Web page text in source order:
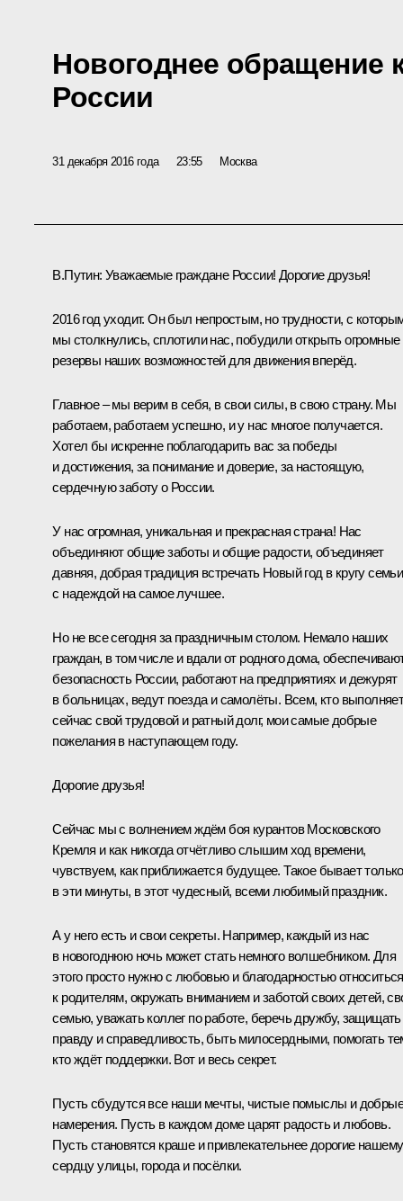
Новогоднее обращение
России
31 декабря 2016 года 23:55 Москва
В.Путин: Уважаемые граждане России! Дорогие друзья!
2016 год уходит. Он был непростым, но трудности, с
мы столкнулись, сплотили нас, побудили открыть огромные
резервы наших возможностей для движения вперёд.
Главное – мы верим в себя, в свои силы, в свою страну. Мы
работаем, работаем успешно, и у нас многое получается.
Хотел бы искренне поблагодарить вас за победы
и достижения, за понимание и доверие, за настоящую,
сердечную заботу о России.
У нас огромная, уникальная и прекрасная страна! Нас
объединяют общие заботы и общие радости, объединяет
давняя, добрая традиция встречать Новый год в кругу
с надеждой на самое лучшее.
Но не все сегодня за праздничным столом. Немало наших
граждан, в том числе и вдали от родного дома,
безопасность России, работают на предприятиях и дежурят
в больницах, ведут поезда и самолёты. Всем, кто
сейчас свой трудовой и ратный долг, мои самые добрые
пожелания в наступающем году.
Дорогие друзья!
Сейчас мы с волнением ждём боя курантов Московского
Кремля и как никогда отчётливо слышим ход времени,
чувствуем, как приближается будущее. Такое бывает только
в эти минуты, в этот чудесный, всеми любимый праздник.
А у него есть и свои секреты. Например, каждый из нас
в новогоднюю ночь может стать немного волшебником. Для
этого просто нужно с любовью и благодарностью относиться
к родителям, окружать вниманием и заботой своих детей,
семью, уважать коллег по работе, беречь дружбу, защищать
правду и справедливость, быть милосердными, помогать
кто ждёт поддержки. Вот и весь секрет.
Пусть сбудутся все наши мечты, чистые помыслы и добрые
намерения. Пусть в каждом доме царят радость и любовь.
Пусть становятся краше и привлекательнее дорогие нашему
сердцу улицы, города и посёлки.